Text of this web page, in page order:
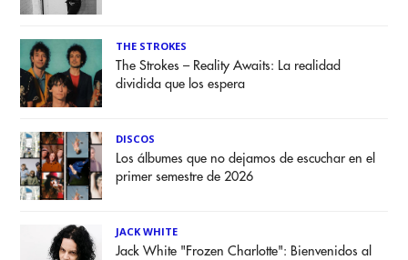
THE STROKES
The Strokes – Reality Awaits: La realidad
dividida que los espera
DISCOS
Los álbumes que no dejamos de escuchar en el
primer semestre de 2026
JACK WHITE
Jack White "Frozen Charlotte": Bienvenidos al